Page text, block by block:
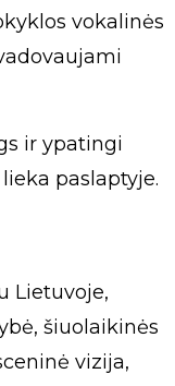
vokalinės
ir ypatingi
paslaptyje.
Lietuvoje,
šiuolaikinės
vizija,